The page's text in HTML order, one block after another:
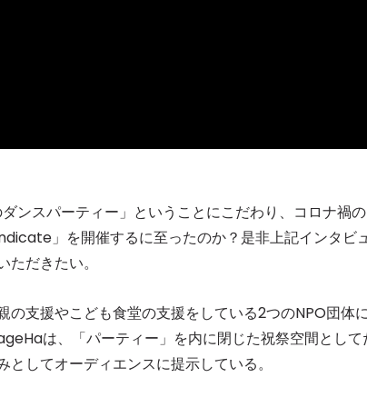
ンスパーティー」ということにこだわり、コロナ禍の
」を開催するに至ったのか？是非上記インタビ
だきたい。
支援やこども食堂の支援をしている2つのNPO団体
は、「パーティー」を内に閉じた祝祭空間として
してオーディエンスに提示している。